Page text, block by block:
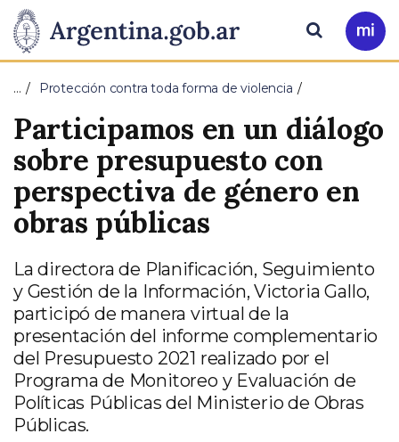
Presidencia
de
la
Nación
Pasar al contenido principal
Ir
a
Buscar
… Protección contra toda forma de violencia
Participamos en un diálogo
sobre presupuesto con
perspectiva de género en
obras públicas
La directora de Planificación, Seguimiento
y Gestión de la Información, Victoria Gallo,
participó de manera virtual de la
presentación del informe complementario
del Presupuesto 2021 realizado por el
Programa de Monitoreo y Evaluación de
Políticas Públicas del Ministerio de Obras
Públicas.